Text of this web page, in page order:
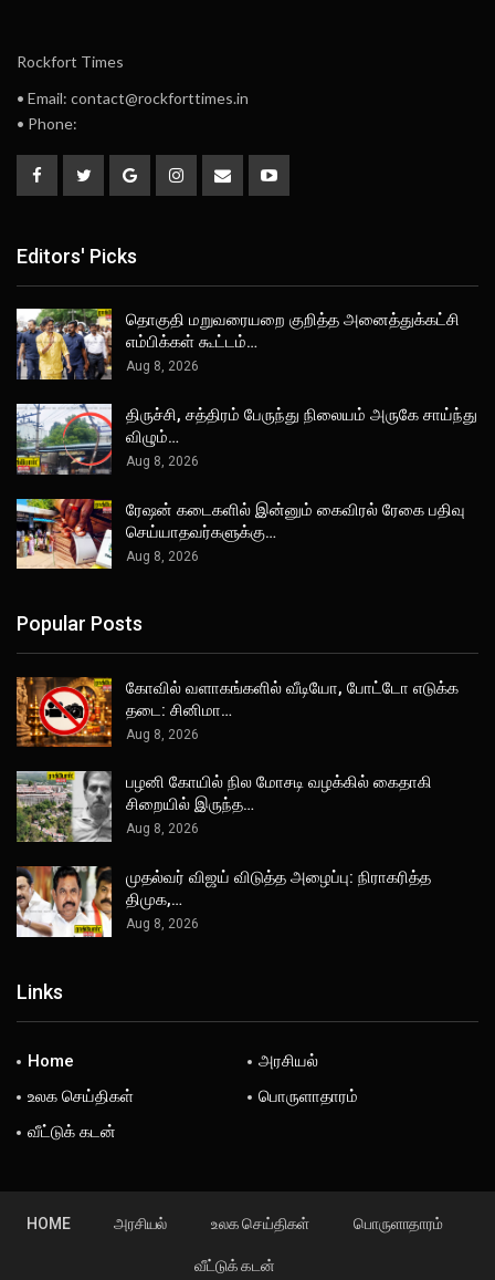
Rockfort Times
• Email: contact@rockforttimes.in
• Phone:
Editors' Picks
தொகுதி மறுவரையறை குறித்த அனைத்துக்கட்சி
எம்பிக்கள் கூட்டம்…
Aug 8, 2026
திருச்சி, சத்திரம் பேருந்து நிலையம் அருகே சாய்ந்து
விழும்…
Aug 8, 2026
ரேஷன் கடைகளில் இன்னும் கைவிரல் ரேகை பதிவு
செய்யாதவர்களுக்கு…
Aug 8, 2026
Popular Posts
கோவில் வளாகங்களில் வீடியோ, போட்டோ எடுக்க
தடை: சினிமா…
Aug 8, 2026
பழனி கோயில் நில மோசடி வழக்கில் கைதாகி
சிறையில் இருந்த…
Aug 8, 2026
முதல்வர் விஜய் விடுத்த அழைப்பு: நிராகரித்த
திமுக,…
Aug 8, 2026
Links
Home
அரசியல்
உலக செய்திகள்
பொருளாதாரம்
வீட்டுக் கடன்
HOME அரசியல் உலக செய்திகள் பொருளாதாரம்
வீட்டுக் கடன்